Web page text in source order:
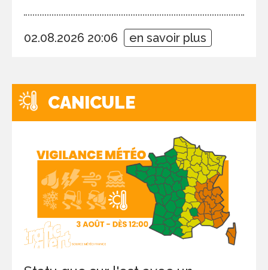
02.08.2026 20:06 en savoir plus
CANICULE